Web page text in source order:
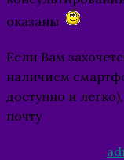
оказаны
Если Вам
наличием
доступно и
почту